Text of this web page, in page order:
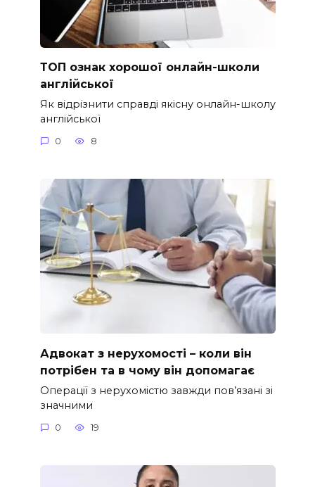
ТОП ознак хорошої онлайн-школи
англійської
Як відрізнити справді якісну онлайн-школу
англійської
0 8
Адвокат з нерухомості – коли він
потрібен та в чому він допомагає
Операції з нерухомістю завжди пов’язані зі
значними
0 19